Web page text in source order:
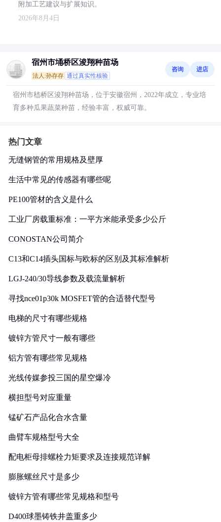
附加工艺建议与扩展知识。
2026年8月4日
宿州市埇桥区浚翔种苗场
法人:孙存存 通过真实性核验
咨询 进店
宿州市嵇桥区浚翔种苗场，位于安徽宿州，2022年成立，专业培
育多种瓜果蔬菜种苗，经验丰富，权威可靠。
热门文章
无缝钢管的常用规格及壁厚
生活中常见的传感器有哪些呢
PE100管材的含义是什么
工业厂房载重标准：一平方米能承受多少公斤
CONOSTAN公司简介
C13和C14插头国标与欧标的区别及其标准解析
LGJ-240/30导线参数及载流量解析
寻找nce01p30k MOSFET管的合适替代型号
电梯的尺寸有哪些规格
镀锌方管尺寸一般有哪些
铝方管有哪些常见规格
光线传媒参投三国的星空爆冷
横担型号对应重量
锰矿石产品化合水含量
曲臂车规格型号大全
配电柜母排螺栓力矩要求及连接规范详解
膨胀螺丝尺寸是多少
镀锌方管有哪些常见规格和型号
D400球墨铸铁井盖重多少